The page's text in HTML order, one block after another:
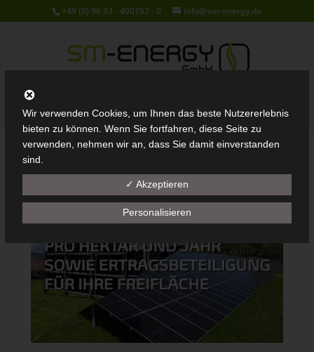
+49 (0) 96 33 - 400767 - 0 info@sm-energy.de
Wir verwenden Cookies, um Ihnen das beste Nutzererlebnis
bieten zu können. Wenn Sie fortfahren, diese Seite zu
verwenden, nehmen wir an, dass Sie damit einverstanden
sind.
✓ Akzeptieren
Personalisieren